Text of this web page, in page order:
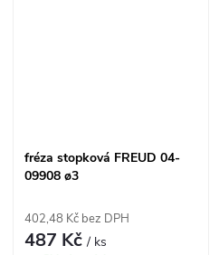
fréza stopková FREUD 04-
09908 ø3
402,48 Kč bez DPH
487 Kč/ ks